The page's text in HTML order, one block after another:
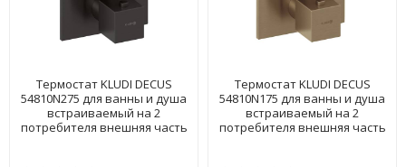
Термостат KLUDI DECUS
54810N275 для ванны и душа
встраиваемый на 2
потребителя внешняя часть
Термостат KLUDI DECUS
54810N175 для ванны и душа
встраиваемый на 2
потребителя внешняя часть